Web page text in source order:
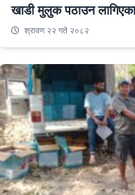
खाडी मुलुक पठाउन
श्रावण २२ गते २०८२